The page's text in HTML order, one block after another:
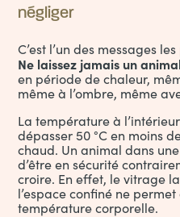
négliger
C’est l’un des messages
Ne laissez jamais un
en période de chaleur,
même à l’ombre, même
La température à
dépasser 50 °C en moins
chaud. Un animal dans
d’être en sécurité
croire. En effet, le vitrage
l’espace confiné ne
température corporelle.